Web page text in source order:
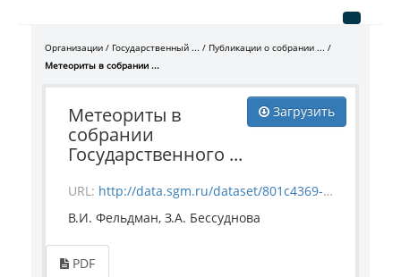
Организации Государственный ...
Публикации о собрании ...
Метеориты в собрании ...
Загрузить
Метеориты в
собрании
Государственного ...
URL: http://data.sgm.ru/dataset/801c4369-cf3c-48ba-a176-212fe3694494/resource/25ad7610-5f9c-425c-8a76-3c3859b63ebf/download/vm_novitates_15_2010.pdf
В.И. Фельдман, З.А. Бессуднова
PDF